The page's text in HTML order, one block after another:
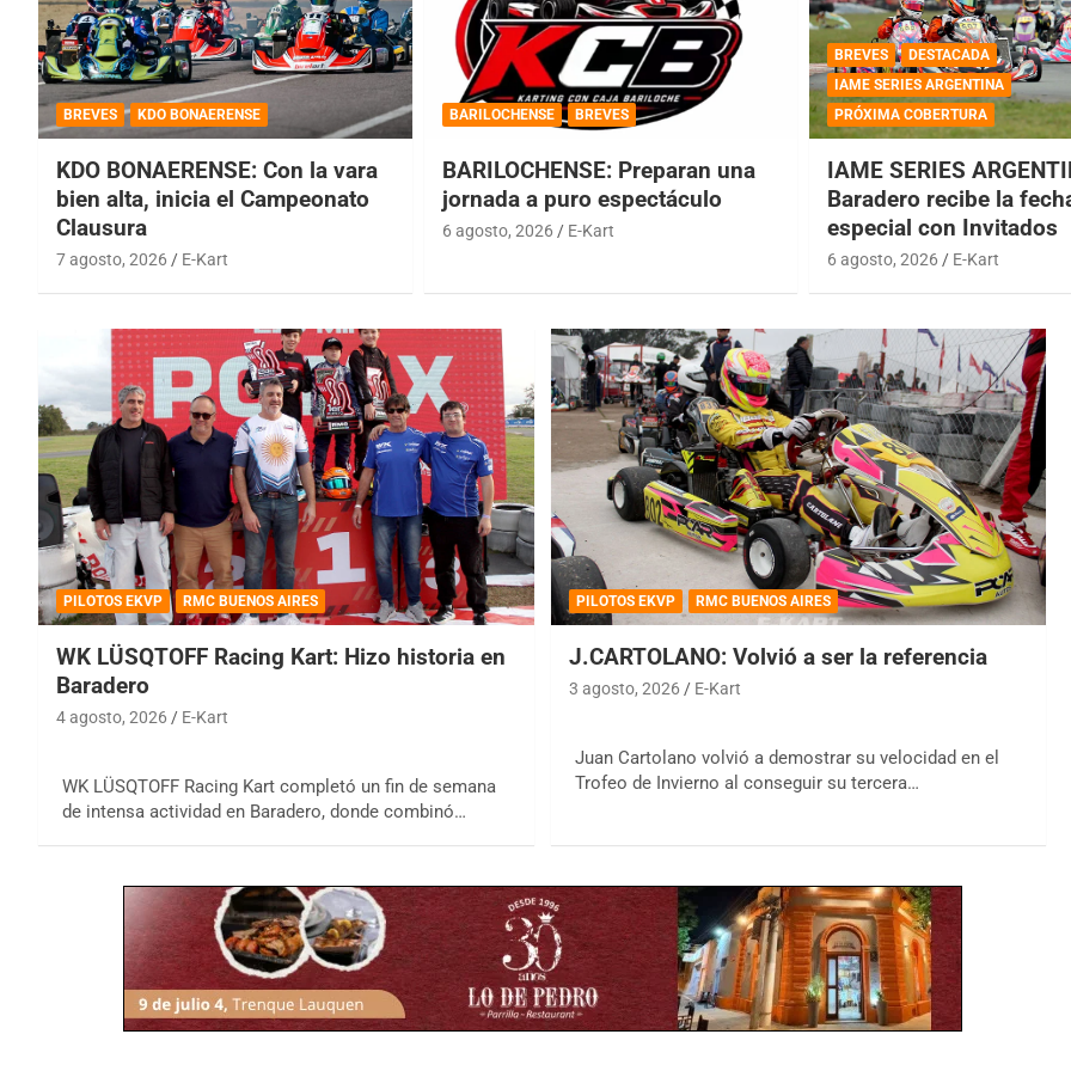
BREVES KDO BONAERENSE
KDO BONAERENSE: Con la vara
bien alta, inicia el Campeonato
Clausura
7 agosto, 2026 E-Kart
BARILOCHENSE BREVES
BARILOCHENSE: Preparan una
jornada a puro espectáculo
6 agosto, 2026 E-Kart
BREVES
DESTACADA
IAME SERIES ARGENTINA
PRÓXIMA COBERTURA
IAME SERIES
Baradero recibe la
especial con Invitados
6 agosto, 2026 E-Kart
PILOTOS EKVP RMC BUENOS AIRES
WK LÜSQTOFF Racing Kart: Hizo historia en
Baradero
4 agosto, 2026 E-Kart
WK LÜSQTOFF Racing Kart completó un fin de semana
de intensa actividad en Baradero, donde combinó…
PILOTOS EKVP RMC BUENOS AIRES
J.CARTOLANO: Volvió a ser la referencia
3 agosto, 2026 E-Kart
Juan Cartolano volvió a demostrar su velocidad en el
Trofeo de Invierno al conseguir su tercera…